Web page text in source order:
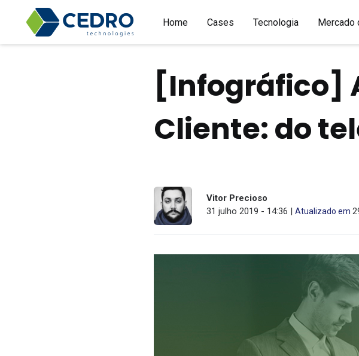
Home Cases Tecnologia Mercado
[Infográfico]
Cliente: do
Vitor Precioso
31 julho 2019 - 14:36 |Atualizado em